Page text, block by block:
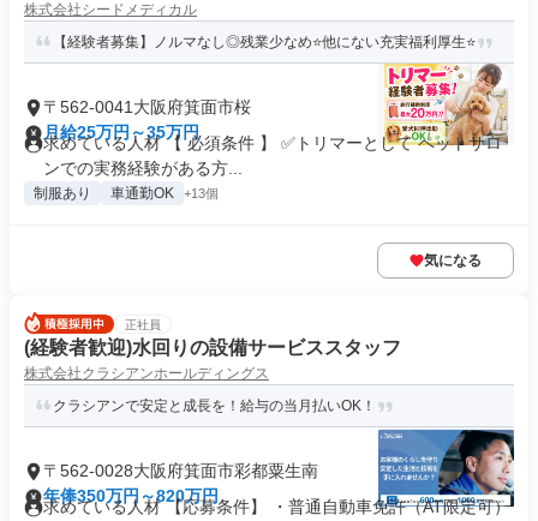
株式会社シードメディカル
【経験者募集】ノルマなし◎残業少なめ⭐他にない充実福利厚生⭐
〒562-0041大阪府箕面市桜
月給25万円～35万円
求めている人材 【 必須条件 】 ✅トリマーとして ペットサロ
ンでの実務経験がある方...
制服あり 車通勤OK +13個
気になる
正社員
(経験者歓迎)水回りの設備サービススタッフ
株式会社クラシアンホールディングス
クラシアンで安定と成長を！給与の当月払いOK！
〒562-0028大阪府箕面市彩都粟生南
年俸350万円～820万円
求めている人材 【応募条件】 ・普通自動車免許（AT限定可）